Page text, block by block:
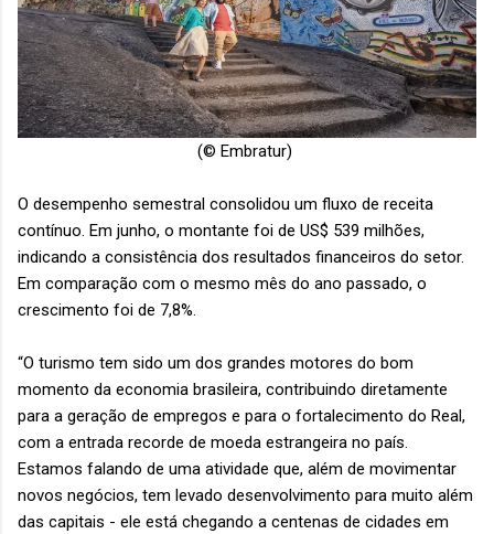
(© Embratur)
O desempenho semestral consolidou um fluxo de receita
contínuo. Em junho, o montante foi de US$ 539 milhões,
indicando a consistência dos resultados financeiros do setor.
Em comparação com o mesmo mês do ano passado, o
crescimento foi de 7,8%.
“O turismo tem sido um dos grandes motores do bom
momento da economia brasileira, contribuindo diretamente
para a geração de empregos e para o fortalecimento do Real,
com a entrada recorde de moeda estrangeira no país.
Estamos falando de uma atividade que, além de movimentar
novos negócios, tem levado desenvolvimento para muito além
das capitais - ele está chegando a centenas de cidades em